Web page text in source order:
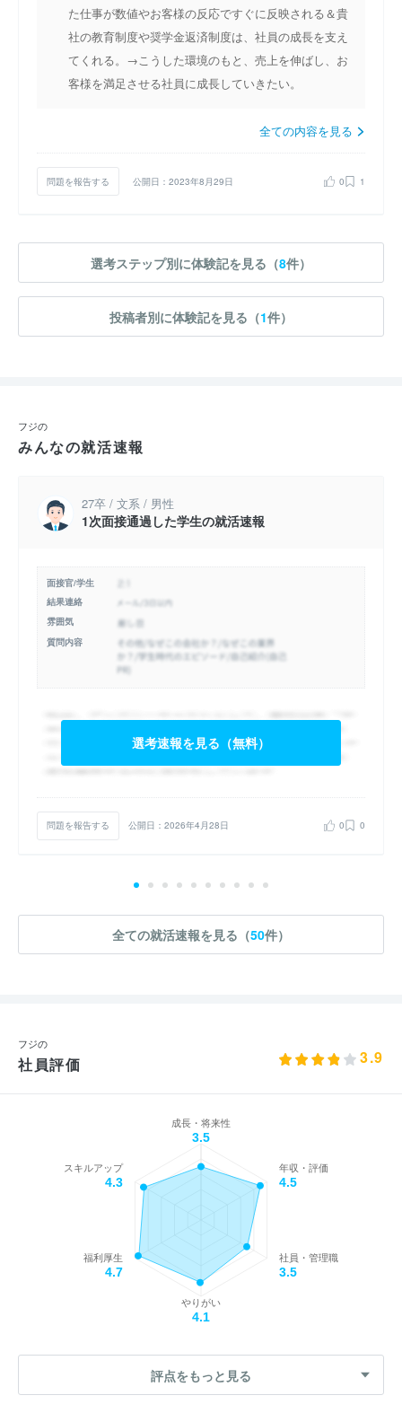
た仕事が数値やお客様の反応ですぐに反映される＆貴
社の教育制度や奨学金返済制度は、社員の成長を支え
てくれる。→こうした環境のもと、売上を伸ばし、お
客様を満足させる社員に成長していきたい。
全ての内容を見る
問題を報告する 公開日：2023年8月29日 0 1
選考ステップ別に体験記を見る（8件）
投稿者別に体験記を見る（1件）
フジの
みんなの就活速報
27卒 / 文系 / 男性
1次面接通過した学生の就活速報
面接官/学生
結果連絡
雰囲気
質問内容
選考速報を見る（無料）
問題を報告する 公開日：2026年4月28日 0 0
全ての就活速報を見る（50件）
フジの
社員評価 3.9
成長・将来性
3.5
年収・評価
4.5
社員・管理職
3.5
やりがい
4.1
福利厚生
4.7
スキルアップ
4.3
評点をもっと見る